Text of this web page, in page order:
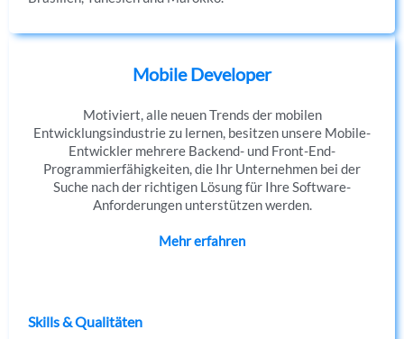
Mobile Developer
Motiviert, alle neuen Trends der mobilen
Entwicklungsindustrie zu lernen, besitzen unsere Mobile-
Entwickler mehrere Backend- und Front-End-
Programmierfähigkeiten, die Ihr Unternehmen bei der
Suche nach der richtigen Lösung für Ihre Software-
Anforderungen unterstützen werden.
Mehr erfahren
Skills & Qualitäten